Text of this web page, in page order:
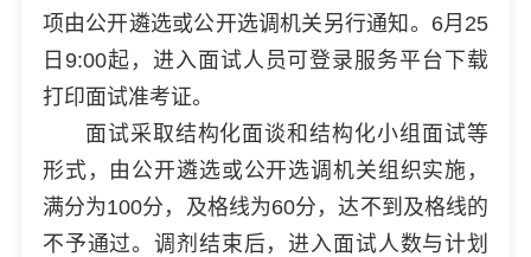
项由公开遴选或公开选调机关另行通知。6月25
日9:00起，进入面试人员可登录服务平台下载
打印面试准考证。
面试采取结构化面谈和结构化小组面试等
形式，由公开遴选或公开选调机关组织实施，
满分为100分，及格线为60分，达不到及格线的
不予通过。调剂结束后，进入面试人数与计划